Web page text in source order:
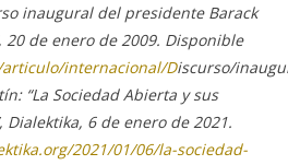
inaugural del presidente Barack
20 de enero de 2009. Disponible
internacional/Discurso/
“La Sociedad Abierta y sus
Dialektika, 6 de enero de 2021.
2021/01/06/la-sociedad-